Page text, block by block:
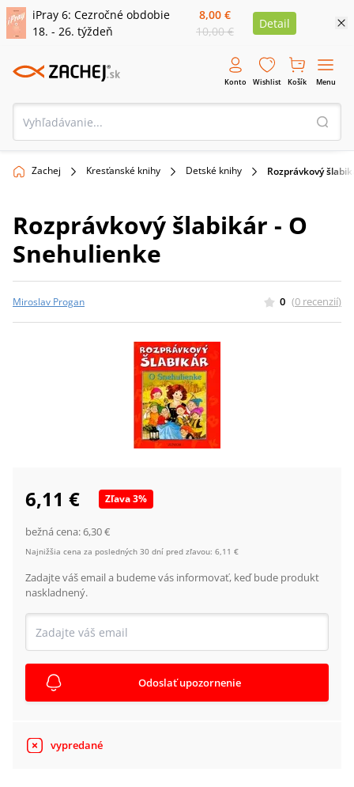
iPray 6: Cezročné obdobie
18. - 26. týždeň
8,00 €
10,00 €
Detail
Konto Wishlist Košík Menu
Zachej Kresťanské knihy Detské knihy Rozprávkový
Rozprávkový šlabikár - O
Snehulienke
Miroslav Progan 0 (0 recenzií)
6,11 € Zľava3%
bežná cena:6,30 €
Najnižšia cena za posledných 30 dní pred zľavou: 6,11 €
Zadajte váš email a budeme vás informovať, keď bude produkt
naskladnený.
Odoslať upozornenie
vypredané